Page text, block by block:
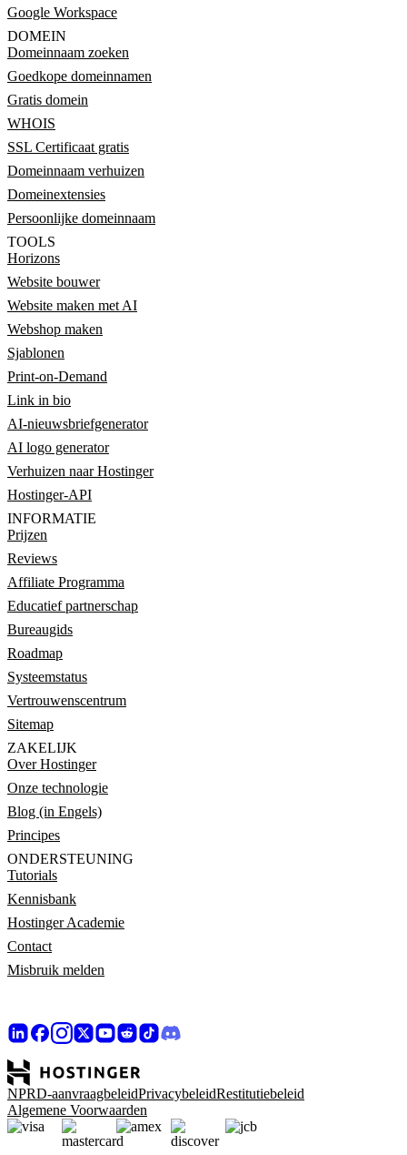
Google Workspace
DOMEIN
Domeinnaam zoeken
Goedkope domeinnamen
Gratis domein
WHOIS
SSL Certificaat gratis
Domeinnaam verhuizen
Domeinextensies
Persoonlijke domeinnaam
TOOLS
Horizons
Website bouwer
Website maken met AI
Webshop maken
Sjablonen
Print-on-Demand
Link in bio
AI-nieuwsbriefgenerator
AI logo generator
Verhuizen naar Hostinger
Hostinger-API
INFORMATIE
Prijzen
Reviews
Affiliate Programma
Educatief partnerschap
Bureaugids
Roadmap
Systeemstatus
Vertrouwenscentrum
Sitemap
ZAKELIJK
Over Hostinger
Onze technologie
Blog (in Engels)
Principes
ONDERSTEUNING
Tutorials
Kennisbank
Hostinger Academie
Contact
Misbruik melden
NPRD-aanvraagbeleidPrivacybeleidRestitutiebeleid
Algemene Voorwaarden